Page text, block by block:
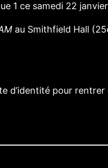
1 ce samedi 22
au Smithfield Hall
d’identité pour